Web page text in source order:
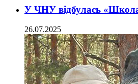
У ЧНУ відбулась
26.07.2025